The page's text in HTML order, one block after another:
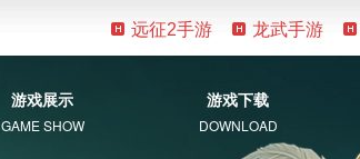
远征2手游 龙武手游
游戏展示
GAME SHOW
游戏下载
DOWNLOAD
客户端下载